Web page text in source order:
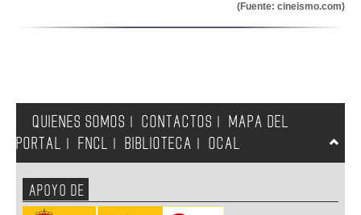
(Fuente: cineismo.com)
QUIENES SOMOS CONTACTOS
MAPA DEL
PORTAL
FNCL BIBLIOTECA OCAL
APOYO DE